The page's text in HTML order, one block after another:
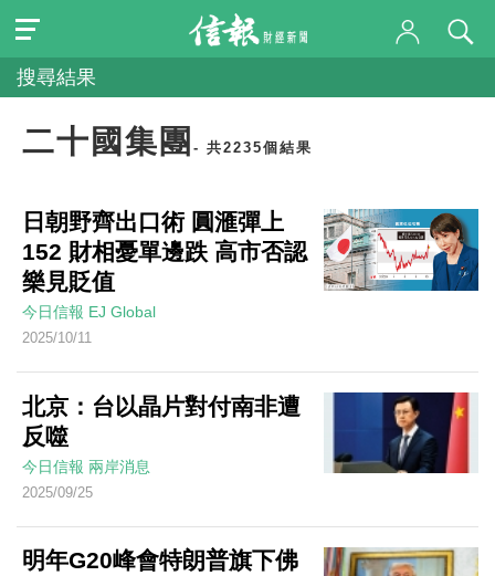
搜尋結果
二十國集團 - 共2235個結果
日朝野齊出口術 圓滙彈上
152 財相憂單邊跌 高市否認
樂見貶值
今日信報 EJ Global
2025/10/11
北京：台以晶片對付南非遭
反噬
今日信報 兩岸消息
2025/09/25
明年G20峰會特朗普旗下佛